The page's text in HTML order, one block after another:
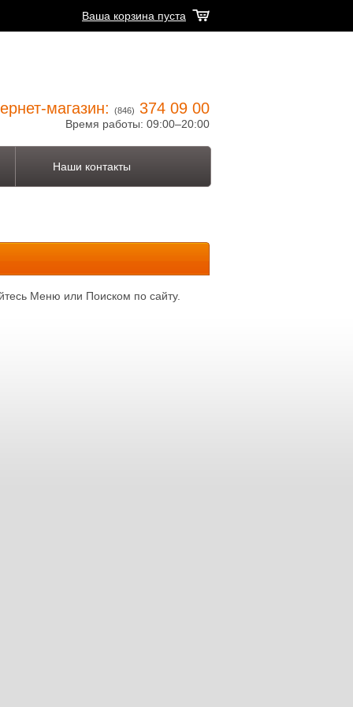
Ваша корзина пуста
магазин: (846) 374 09 00
Время работы: 09:00–20:00
Наши контакты
Меню или Поиском по сайту.